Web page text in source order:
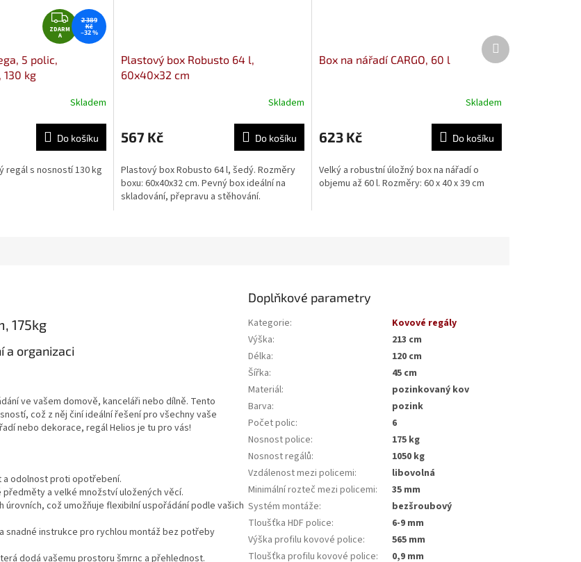
Z
D
A
ZDARM
A
2 389
Kč
–32 %
5 polic,
kg
Skladem
Do košíku
regál s nosností 130 kg
Plastový box Robusto 64 l,
60x40x32 cm
Skladem
567 Kč Do košíku
Plastový box Robusto 64 l, šedý. Rozměry
boxu: 60x40x32 cm. Pevný box ideální na
skladování, přepravu a stěhování.
Box na nářadí CARGO, 60 l
Skladem
623 Kč Do košíku
Velký a robustní úložný box na nářadí o
objemu až 60 l. Rozměry: 60 x 40 x 39 cm
Další
produkt
175kg
a organizaci
ve vašem domově, kanceláři nebo dílně. Tento
což z něj činí ideální řešení pro všechny vaše
nebo dekorace, regál Helios je tu pro vás!
a odolnost proti opotřebení.
a velké množství uložených věcí.
úrovních, což umožňuje flexibilní uspořádání podle vašich
snadné instrukce pro rychlou montáž bez potřeby
dodá vašemu prostoru šmrnc a přehlednost.
Doplňkové parametry
Kategorie:
Kovové regály
Výška:
213 cm
Délka:
120 cm
Šířka:
45 cm
Materiál:
pozinkovaný kov
Barva:
pozink
Počet polic:
6
Nosnost police:
175 kg
Nosnost regálů:
1050 kg
Vzdálenost mezi policemi:
libovolná
Minimální rozteč mezi policemi:
35 mm
Systém montáže:
bezšroubový
Tloušťka HDF police:
6-9 mm
Výška profilu kovové police:
565 mm
Tloušťka profilu kovové police:
0,9 mm